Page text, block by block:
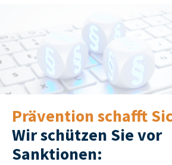
Prävention schafft
Wir schützen Sie vor
Sanktionen: